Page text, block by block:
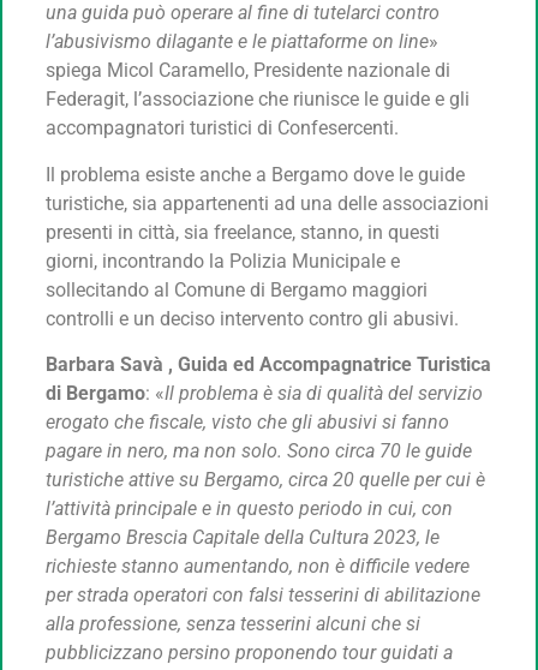
una guida può operare al fine di tutelarci contro
l’abusivismo dilagante e le piattaforme on line»
spiega Micol Caramello, Presidente nazionale di
Federagit, l’associazione che riunisce le guide e gli
accompagnatori turistici di Confesercenti.
Il problema esiste anche a Bergamo dove le guide
turistiche, sia appartenenti ad una delle associazioni
presenti in città, sia freelance, stanno, in questi
giorni, incontrando la Polizia Municipale e
sollecitando al Comune di Bergamo maggiori
controlli e un deciso intervento contro gli abusivi.
Barbara Savà , Guida ed Accompagnatrice Turistica
di Bergamo: «Il problema è sia di qualità del servizio
erogato che fiscale, visto che gli abusivi si fanno
pagare in nero, ma non solo. Sono circa 70 le guide
turistiche attive su Bergamo, circa 20 quelle per cui è
l’attività principale e in questo periodo in cui, con
Bergamo Brescia Capitale della Cultura 2023, le
richieste stanno aumentando, non è difficile vedere
per strada operatori con falsi tesserini di abilitazione
alla professione, senza tesserini alcuni che si
pubblicizzano persino proponendo tour guidati a